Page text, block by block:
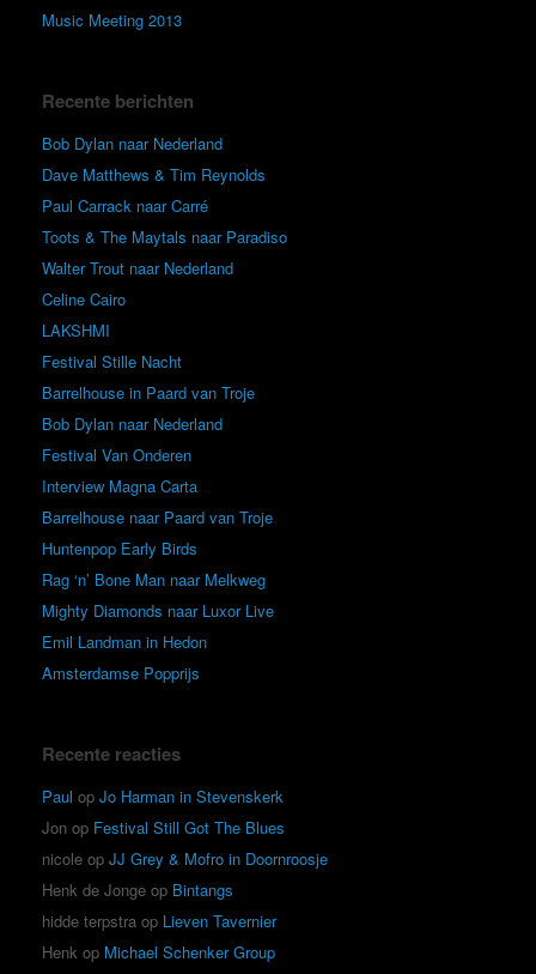
Music Meeting 2013
Recente berichten
Bob Dylan naar Nederland
Dave Matthews & Tim Reynolds
Paul Carrack naar Carré
Toots & The Maytals naar Paradiso
Walter Trout naar Nederland
Celine Cairo
LAKSHMI
Festival Stille Nacht
Barrelhouse in Paard van Troje
Bob Dylan naar Nederland
Festival Van Onderen
Interview Magna Carta
Barrelhouse naar Paard van Troje
Huntenpop Early Birds
Rag ‘n’ Bone Man naar Melkweg
Mighty Diamonds naar Luxor Live
Emil Landman in Hedon
Amsterdamse Popprijs
Recente reacties
Paul op Jo Harman in Stevenskerk
Jon op Festival Still Got The Blues
nicole op JJ Grey & Mofro in Doornroosje
Henk de Jonge op Bintangs
hidde terpstra op Lieven Tavernier
Henk op Michael Schenker Group